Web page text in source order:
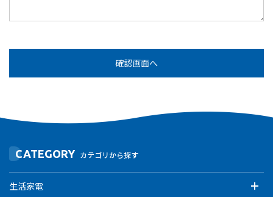
CATEGORY カテゴリから探す
生活家電